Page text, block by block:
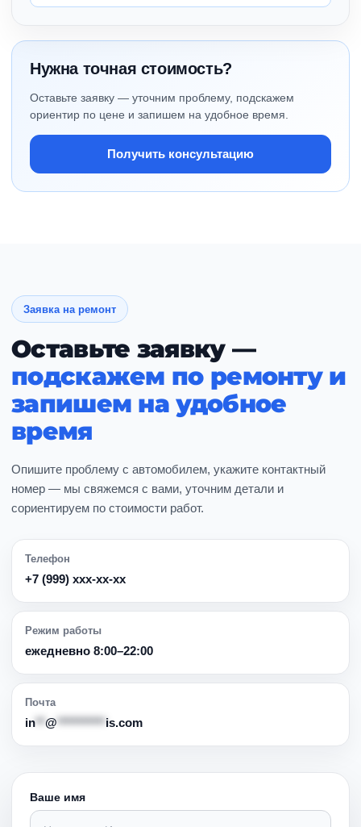
Нужна точная стоимость?
Оставьте заявку — уточним проблему, подскажем
ориентир по цене и запишем на удобное время.
Получить консультацию
Заявка на ремонт
Оставьте заявку —
подскажем по ремонту и
запишем на удобное
время
Опишите проблему с автомобилем, укажите контактный
номер — мы свяжемся с вами, уточним детали и
сориентируем по стоимости работ.
Телефон
+7 (999) ххх-хх-хх
Режим работы
ежедневно 8:00–22:00
Почта
in**@ ********** is.com
Ваше имя